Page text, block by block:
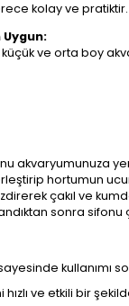
kolay ve
ve orta boy
akvaryumunuza
hortumun
çakıl ve
sonra sifonu
kullanımı
ve etkili bir